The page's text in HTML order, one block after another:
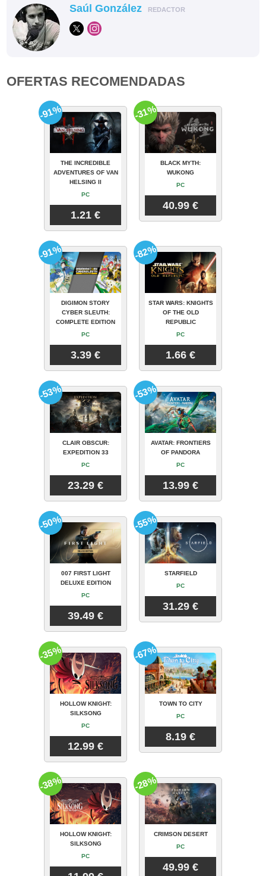
Saúl González REDACTOR
OFERTAS RECOMENDADAS
THE INCREDIBLE
ADVENTURES OF VAN
HELSING II
PC
1.21 €
-91%
BLACK MYTH:
WUKONG
PC
40.99 €
-31%
DIGIMON STORY
CYBER SLEUTH:
COMPLETE EDITION
PC
3.39 €
-91%
STAR WARS: KNIGHTS
OF THE OLD
REPUBLIC
PC
1.66 €
-82%
CLAIR OBSCUR:
EXPEDITION 33
PC
23.29 €
-53%
AVATAR: FRONTIERS
OF PANDORA
PC
13.99 €
-53%
007 FIRST LIGHT
DELUXE EDITION
PC
39.49 €
-50%
STARFIELD
PC
31.29 €
-55%
HOLLOW KNIGHT:
SILKSONG
PC
12.99 €
-35%
TOWN TO CITY
PC
8.19 €
-67%
HOLLOW KNIGHT:
SILKSONG
PC
-38%
CRIMSON DESERT
PC
49.99 €
-28%